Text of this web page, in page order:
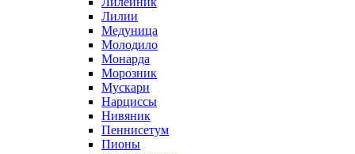
Лилии
Медуница
Молодило
Монарда
Морозник
Мускари
Нарциссы
Нивяник
Пеннисетум
Пионы